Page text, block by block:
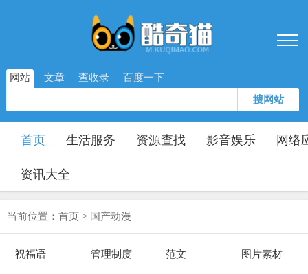
网站 文章 查收录 百度一下
搜网站
首页 生活服务 资源查找 影音娱乐 网络
资讯大全
当前位置： 首页 > 国产动漫
祝福语 管理制度 范文 图片素材